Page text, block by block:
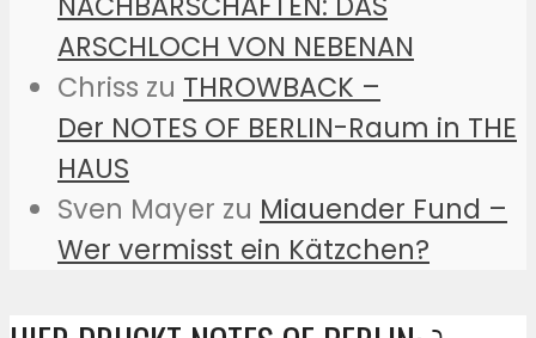
ARSCHLOCH VON NEBENAN
Chriss zu THROWBACK –
Der NOTES OF BERLIN-Raum in THE
HAUS
Sven Mayer zu Miauender Fund –
Wer vermisst ein Kätzchen?